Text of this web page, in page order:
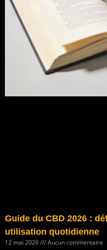
Guide du CBD 2026 :
utilisation quotidienne
12 mai 2026 Aucun commentaire